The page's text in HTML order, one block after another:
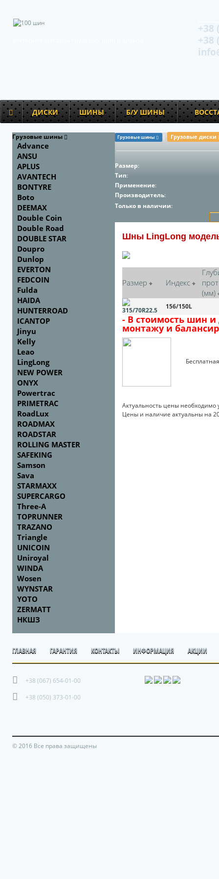
+38
+38
ДИСКИ ШИНЫ Б/У ШИНЫ
Грузовые шины
Advance
ANSU
APLUS
AVANTECH
BONTYRE
Boto
DEEMAX
Double Coin
Double Road
DOUBLE STAR
Doupro
Dunlop
EVERTON
FEDCOIN
Fulda
HAIDA
HUNTERROAD
ICANTOP
Jinyu
Kelly
Leao
LingLong
NEW POWER
ONYX
Powertrac
PRIMETRAC
RoadLux
ROADMAX
ROADSTAR
ROLLING MASTER
SAFEKING
Samson
Sava
STARMAXX
SUPERCARGO
Three-A
TOPRUNNER
TRAZANO
Triangle
UNICOIN
Uniroyal
WINDA
Wosen
WYNSTAR
YOTO
ZERMATT
НКШЗ
Грузовые шины | Грузовые диски
Размер:
Тип:
Применение:
Производитель:
Только в наличии:
Шны LingLong
Размер Индекс
(мм)
315/70R22.5 156/150L
- В стоимость шин и
монтажу и
Бесплатная
Актуальность цены необходимо
Цены и наличие актуальны на
ГЛАВНАЯ ГАРАНТИЯ КОНТАКТЫ ИНФОРМАЦИЯ АКЦИИ
+38 (067) 654-01-00
+38 (050) 373-01-00
© 2016 Все права защищены